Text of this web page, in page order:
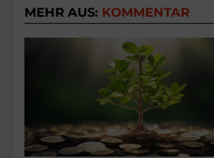
MEHR AUS: KOMMENTAR